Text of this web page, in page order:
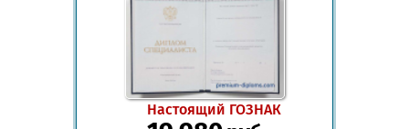
Настоящий ГОЗНАК